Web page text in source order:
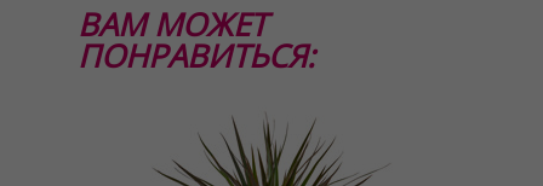
ВАМ МОЖЕТ
ПОНРАВИТЬСЯ: